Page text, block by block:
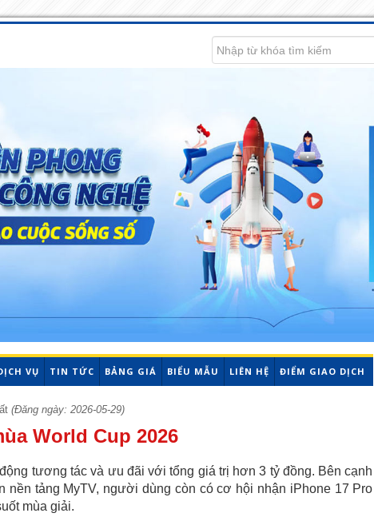
VỤ TIN TỨC BẢNG GIÁ BIỂU MẪU LIÊN HỆ ĐIỂM GIAO DỊCH
(Đăng ngày: 2026-05-29)
World Cup 2026
tương tác và ưu đãi với tổng giá trị hơn 3 tỷ đồng. Bên cạnh
nền tảng MyTV, người dùng còn có cơ hội nhận iPhone 17 Pro
mùa giải.